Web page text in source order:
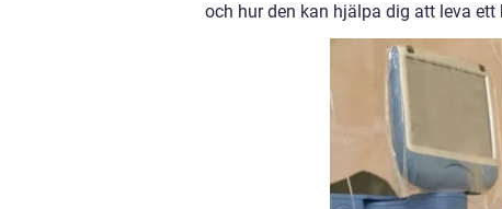
och hur den kan hjälpa dig att leva ett